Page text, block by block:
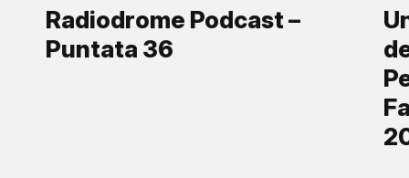
Radiodrome Podcast –
Puntata 36